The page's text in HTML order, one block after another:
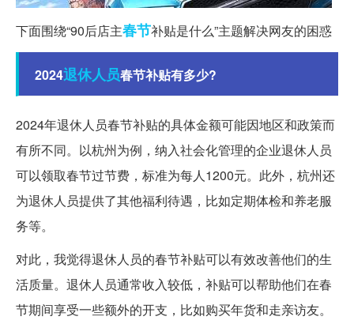
下面围绕“90后店主春节补贴是什么”主题解决网友的困惑
2024退休人员春节补贴有多少?
2024年退休人员春节补贴的具体金额可能因地区和政策而
有所不同。以杭州为例，纳入社会化管理的企业退休人员
可以领取春节过节费，标准为每人1200元。此外，杭州还
为退休人员提供了其他福利待遇，比如定期体检和养老服
务等。
对此，我觉得退休人员的春节补贴可以有效改善他们的生
活质量。退休人员通常收入较低，补贴可以帮助他们在春
节期间享受一些额外的开支，比如购买年货和走亲访友。